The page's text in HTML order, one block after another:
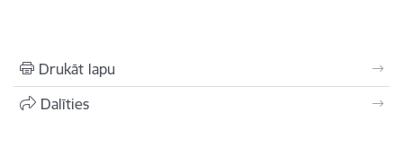
Drukāt lapu
Dalīties